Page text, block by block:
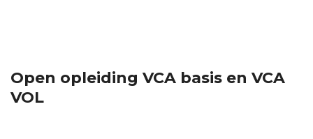
Open opleiding VCA basis en VCA
VOL